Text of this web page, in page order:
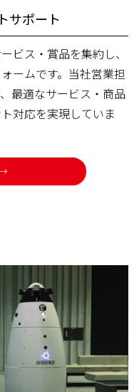
サポート
ビス・賞品を集約し、
ームです。当社営業担
最適なサービス・商品
対応を実現していま